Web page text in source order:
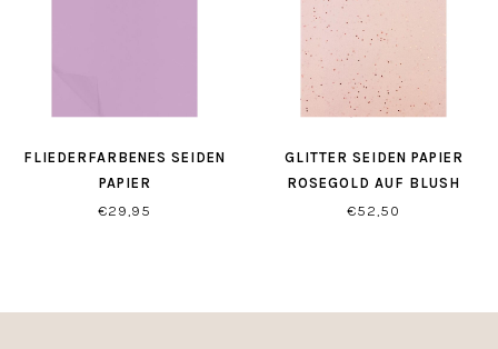
FLIEDERFARBENES SEIDEN
PAPIER
€29,95
GLITTER SEIDEN PAPIER
ROSEGOLD AUF BLUSH
€52,50